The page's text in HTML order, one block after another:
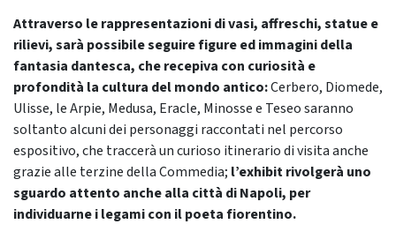
Attraverso le rappresentazioni di vasi, affreschi, statue e
rilievi, sarà possibile seguire figure ed immagini della
fantasia dantesca, che recepiva con curiosità e
profondità la cultura del mondo antico:Cerbero, Diomede,
Ulisse, le Arpie, Medusa, Eracle, Minosse e Teseo saranno
soltanto alcuni dei personaggi raccontati nel percorso
espositivo, che traccerà un curioso itinerario di visita anche
grazie alle terzine della Commedia; l’exhibit rivolgerà uno
sguardo attento anche alla città di Napoli, per
individuarne i legami con il poeta fiorentino.